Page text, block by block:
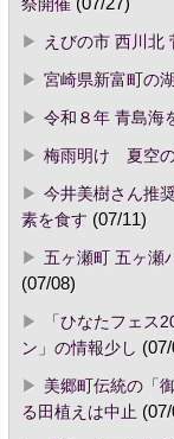
祭開催(07/27)
えびの市 西川
宮崎県新富町の
令和８年 青島
梅雨明け 夏空の
今井美樹さん推
素を食す (07/11)
五ヶ瀬町 五ヶ瀬
(07/08)
「ひなたフェス
ン」の情報少し
美郷町伝統の「
る田植えは中止